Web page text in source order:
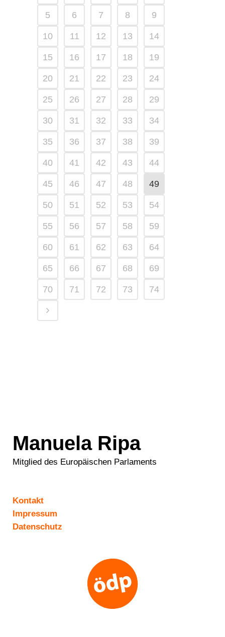
5 6 7 8 9
10 11 12 13 14
15 16 17 18 19
20 21 22 23 24
25 26 27 28 29
30 31 32 33 34
35 36 37 38 39
40 41 42 43 44
45 46 47 48 49
50 51 52 53 54
55 56 57 58 59
60 61 62 63 64
65 66 67 68 69
70 71 72 73 74
Manuela Ripa
Mitglied des Europäischen Parlaments
Kontakt
Impressum
Datenschutz